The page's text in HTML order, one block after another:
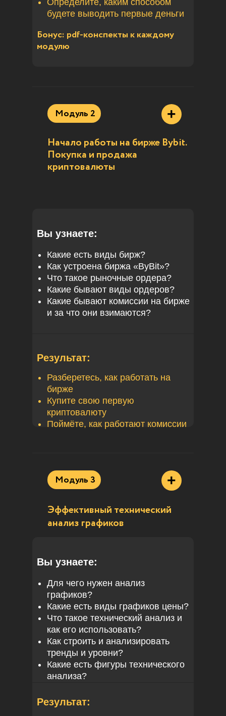
Определите, каким способом
будете выводить первые деньги
Бонус: pdf-конспекты к каждому
модулю
Модуль 2
Начало работы на бирже Bybit.
Покупка и продажа
криптовалюты
+
Вы узнаете:
Какие есть виды бирж?
Как устроена биржа «ByBit»?
Что такое рыночные ордера?
Какие бывают виды ордеров?
Какие бывают комиссии на бирже
и за что они взимаются?
Результат:
Разберетесь, как работать на
бирже
Купите свою первую
криптовалюту
Поймёте, как работают комиссии
Модуль 3
Эффективный технический
анализ графиков
+
Вы узнаете:
Для чего нужен анализ
графиков?
Какие есть виды графиков цены?
Что такое технический анализ и
как его использовать?
Как строить и анализировать
тренды и уровни?
Какие есть фигуры технического
анализа?
Результат: